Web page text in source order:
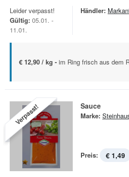
Leider verpasst!
Gültig: 05.01. -
11.01.
Händler:
€ 12,90 / kg - im Ring frisch aus dem
Verpasst! Sauce
Marke:
Preis: € 1,49